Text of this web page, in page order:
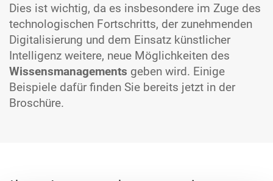
Dies ist wichtig, da es insbesondere im Zuge des
technologischen Fortschritts, der zunehmenden
Digitalisierung und dem Einsatz künstlicher
Intelligenz weitere, neue Möglichkeiten des
Wissensmanagements geben wird. Einige
Beispiele dafür finden Sie bereits jetzt in der
Broschüre.